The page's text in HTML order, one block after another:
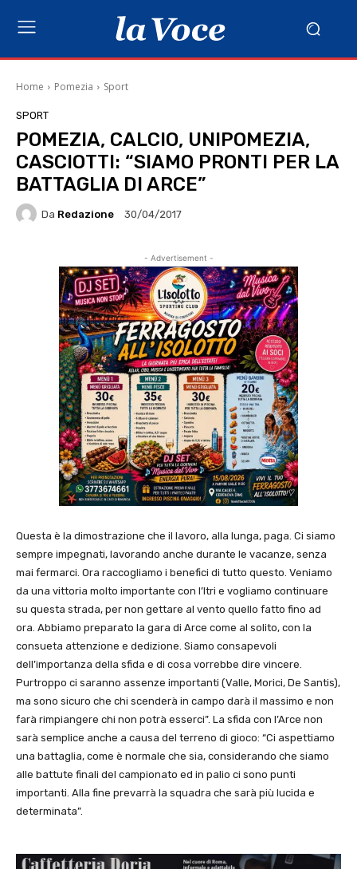
Home Pomezia Sport
SPORT
POMEZIA, CALCIO, UNIPOMEZIA,
CASCIOTTI: “SIAMO PRONTI PER LA
BATTAGLIA DI ARCE”
Da Redazione 30/04/2017
- Advertisement -
Questa è la dimostrazione che il lavoro, alla lunga, paga. Ci siamo
sempre impegnati, lavorando anche durante le vacanze, senza
mai fermarci. Ora raccogliamo i benefici di tutto questo. Veniamo
da una vittoria molto importante con l’Itri e vogliamo continuare
su questa strada, per non gettare al vento quello fatto fino ad
ora. Abbiamo preparato la gara di Arce come al solito, con la
consueta attenzione e dedizione. Siamo consapevoli
dell’importanza della sfida e di cosa vorrebbe dire vincere.
Purtroppo ci saranno assenze importanti (Valle, Morici, De Santis),
ma sono sicuro che chi scenderà in campo darà il massimo e non
farà rimpiangere chi non potrà esserci”. La sfida con l’Arce non
sarà semplice anche a causa del terreno di gioco: “Ci aspettiamo
una battaglia, come è normale che sia, considerando che siamo
alle battute finali del campionato ed in palio ci sono punti
importanti. Alla fine prevarrà la squadra che sarà più lucida e
determinata”.